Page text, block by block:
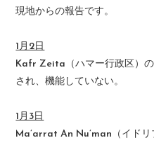
現地からの報告です。
1月2日
Kafr Zeita（ハマー行政区）
され、機能していない。
1月3日
Ma’arrat An Nu’man（イド